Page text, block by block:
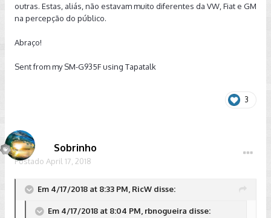
outras. Estas, aliás, não estavam muito diferentes da VW, Fiat e GM
na percepção do público.
Abraço!
Sent from my SM-G935F using Tapatalk
3
Sobrinho
Postado April 17, 2018
Em 4/17/2018 at 8:33 PM, RicW disse:
Em 4/17/2018 at 8:04 PM, rbnogueira disse: